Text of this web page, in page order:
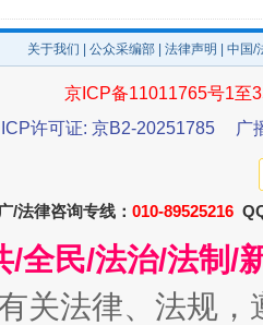
关于我们 公众采编部 法律声明 | 中国
京ICP备11011765号1至
ICP许可证: 京B2-20251785
广
/法律咨询专线： 010-89525216
/全民/法治/法制/
关法律、法规